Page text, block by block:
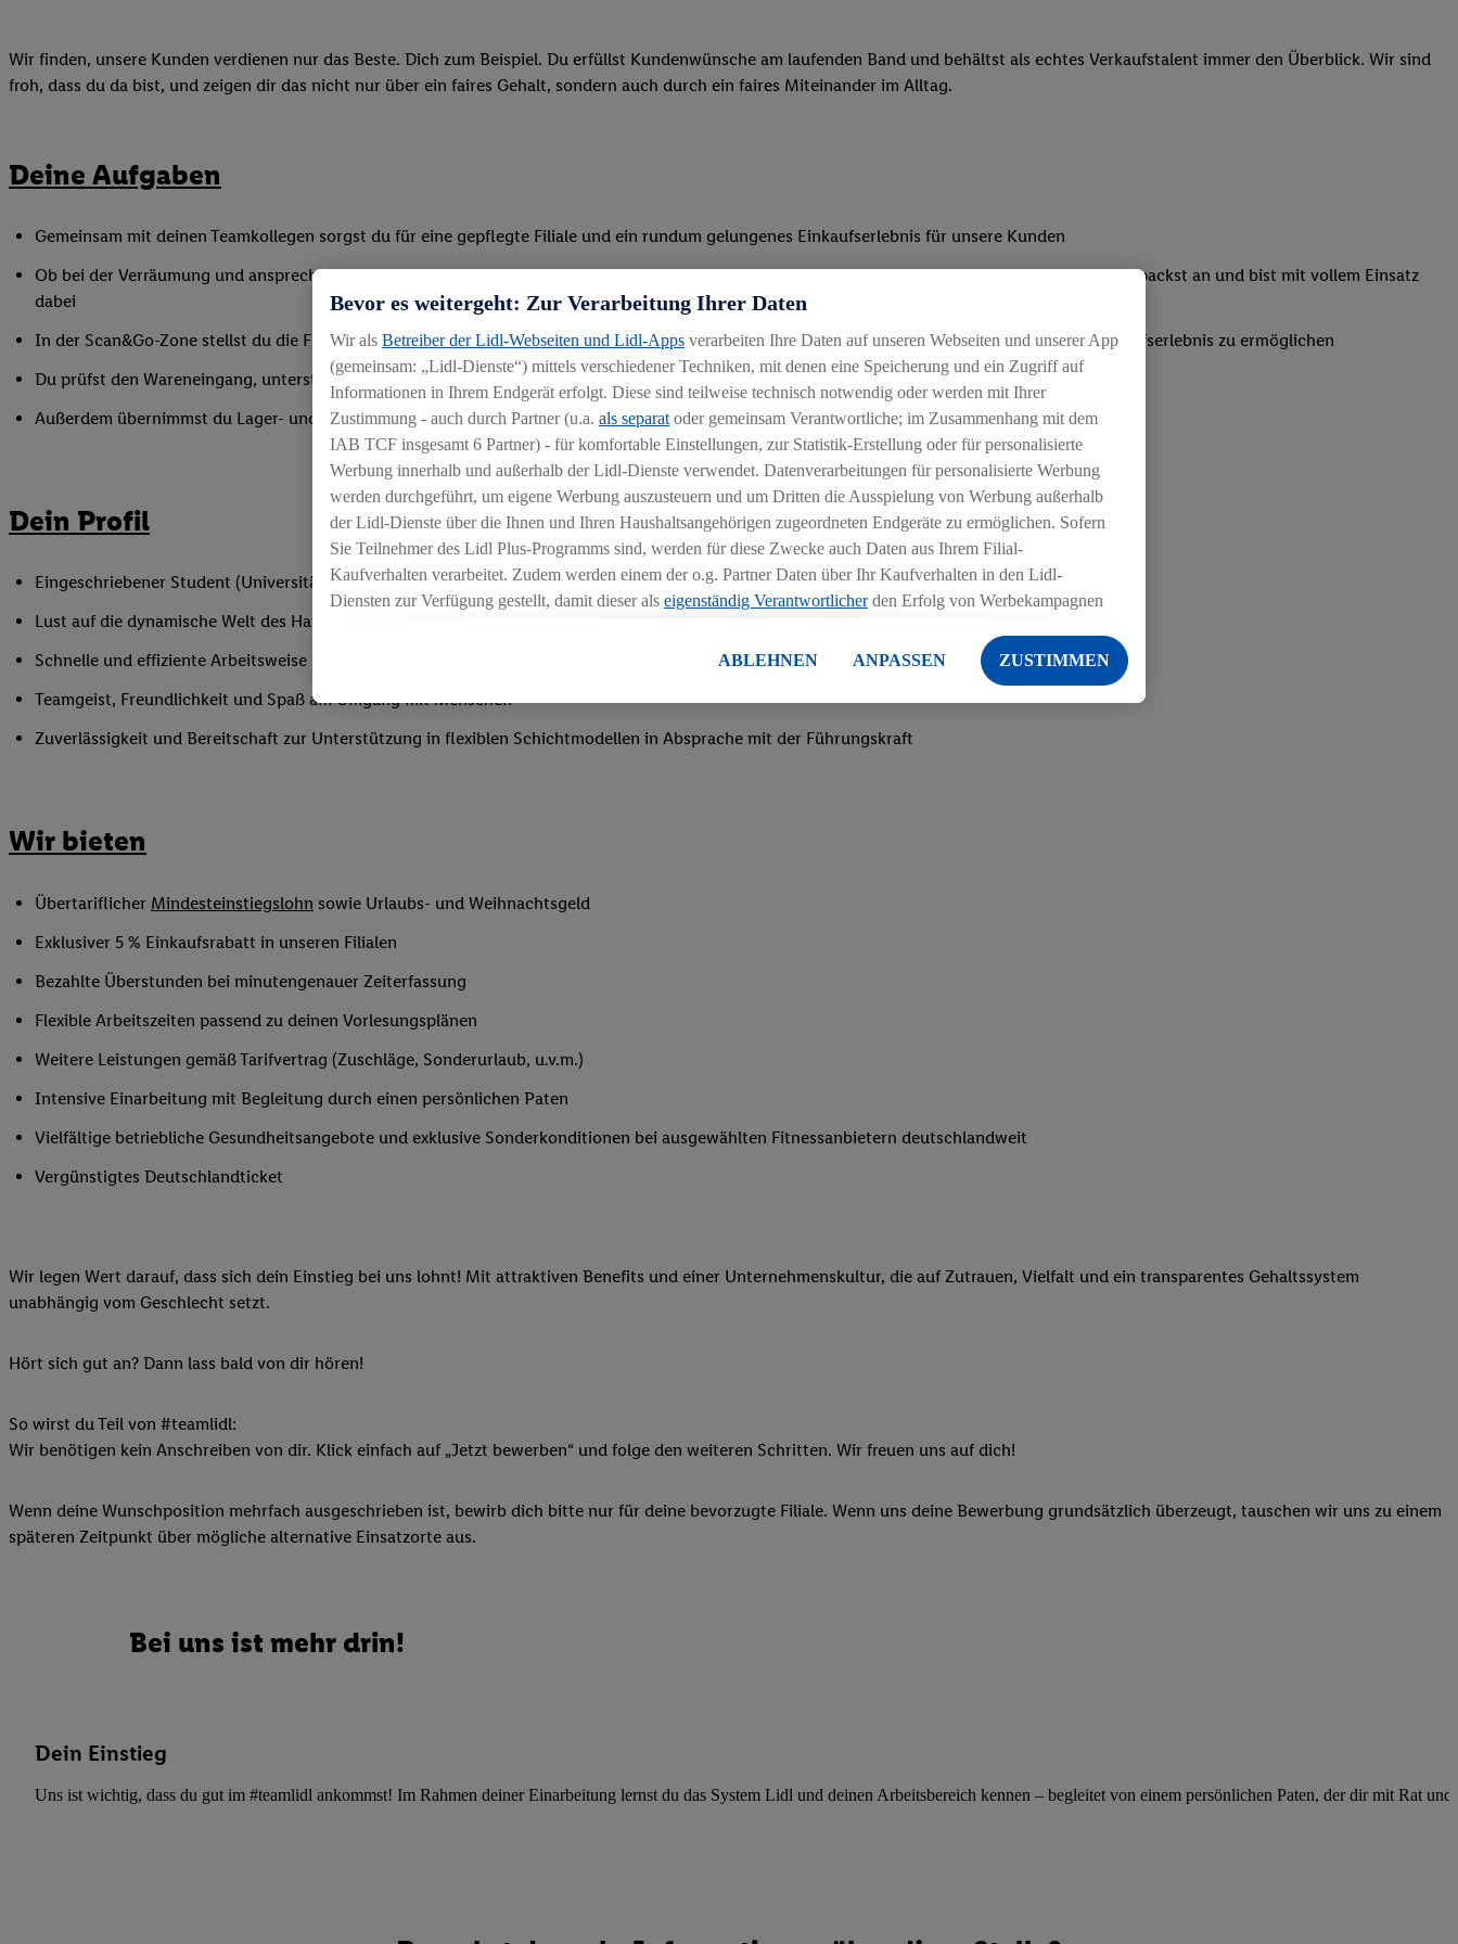
Wir finden, unsere Kunden verdienen nur das Beste. Dich zum Beispiel. Du erfüllst Kundenwünsche am laufenden Band und behältst als echtes Verkaufstalent immer den Überblick. Wir sind
froh, dass du da bist, und zeigen dir das nicht nur über ein faires Gehalt, sondern auch durch ein faires Miteinander im Alltag.
Deine Aufgaben
Gemeinsam mit deinen Teamkollegen sorgst du für eine gepflegte Filiale und ein rundum gelungenes Einkaufserlebnis für unsere Kunden
Ob bei der Verräumung und ansprechender Präsentation der Ware, beim Backen oder beim Kassieren mit unseren modernen Kassensystemen: Du packst an und bist mit vollem Einsatz
dabei
In der Scan&Go-Zone stellst du die Funktionsfähigkeit sicher, begeisterst Kunden für das System und bietest Hilfestellung, um ein positives Einkaufserlebnis zu ermöglichen
Du prüfst den Wareneingang, unterstützt bei Inventurarbeiten und stehst unseren Kunden mit Rat und Tat zur Verfügung
Außerdem übernimmst du Lager- und Reinigungsarbeiten
Dein Profil
Eingeschriebener Student (Universität oder Hochschule)
Lust auf die dynamische Welt des Handels
Schnelle und effiziente Arbeitsweise sowie Anpassungsfähigkeit an wechselnde Aufgaben
Teamgeist, Freundlichkeit und Spaß am Umgang mit Menschen
Zuverlässigkeit und Bereitschaft zur Unterstützung in flexiblen Schichtmodellen in Absprache mit der Führungskraft
Wir bieten
Übertariflicher Mindesteinstiegslohn sowie Urlaubs- und Weihnachtsgeld
Exklusiver 5 % Einkaufsrabatt in unseren Filialen
Bezahlte Überstunden bei minutengenauer Zeiterfassung
Flexible Arbeitszeiten passend zu deinen Vorlesungsplänen
Weitere Leistungen gemäß Tarifvertrag (Zuschläge, Sonderurlaub, u.v.m.)
Intensive Einarbeitung mit Begleitung durch einen persönlichen Paten
Vielfältige betriebliche Gesundheitsangebote und exklusive Sonderkonditionen bei ausgewählten Fitnessanbietern deutschlandweit
Vergünstigtes Deutschlandticket
Wir legen Wert darauf, dass sich dein Einstieg bei uns lohnt! Mit attraktiven Benefits und einer Unternehmenskultur, die auf Zutrauen, Vielfalt und ein transparentes Gehaltssystem
unabhängig vom Geschlecht setzt.
Hört sich gut an? Dann lass bald von dir hören!
So wirst du Teil von #teamlidl:
Wir benötigen kein Anschreiben von dir. Klick einfach auf „Jetzt bewerben“ und folge den weiteren Schritten. Wir freuen uns auf dich!
Wenn deine Wunschposition mehrfach ausgeschrieben ist, bewirb dich bitte nur für deine bevorzugte Filiale. Wenn uns deine Bewerbung grundsätzlich überzeugt, tauschen wir uns zu einem
späteren Zeitpunkt über mögliche alternative Einsatzorte aus.
Bei uns ist mehr drin!
Dein Einstieg
Uns ist wichtig, dass du gut im #teamlidl ankommst! Im Rahmen deiner Einarbeitung lernst du das System Lidl und deinen Arbeitsbereich kennen – begleitet von einem persönlichen Paten, der dir mit Rat und
Bevor es weitergeht: Zur Verarbeitung Ihrer Daten
Wir als Betreiber der Lidl-Webseiten und Lidl-Apps verarbeiten Ihre Daten auf unseren Webseiten und unserer App
(gemeinsam: „Lidl-Dienste“) mittels verschiedener Techniken, mit denen eine Speicherung und ein Zugriff auf
Informationen in Ihrem Endgerät erfolgt. Diese sind teilweise technisch notwendig oder werden mit Ihrer
Zustimmung - auch durch Partner (u.a. als separat oder gemeinsam Verantwortliche; im Zusammenhang mit dem
IAB TCF insgesamt 6 Partner) - für komfortable Einstellungen, zur Statistik-Erstellung oder für personalisierte
Werbung innerhalb und außerhalb der Lidl-Dienste verwendet. Datenverarbeitungen für personalisierte Werbung
werden durchgeführt, um eigene Werbung auszusteuern und um Dritten die Ausspielung von Werbung außerhalb
der Lidl-Dienste über die Ihnen und Ihren Haushaltsangehörigen zugeordneten Endgeräte zu ermöglichen. Sofern
Sie Teilnehmer des Lidl Plus-Programms sind, werden für diese Zwecke auch Daten aus Ihrem Filial-
Kaufverhalten verarbeitet. Zudem werden einem der o.g. Partner Daten über Ihr Kaufverhalten in den Lidl-
Diensten zur Verfügung gestellt, damit dieser als eigenständig Verantwortlicherden Erfolg von Werbekampagnen
Die Erstellung personalisierter Werbung basiert auf der Generierung von auch mit Daten von anderen Diensten
angereicherten Profilen. Dies umfasst die Zusammenführung von Daten (z.B. über Ihre Nutzung der Lidl-Dienste,
Ihr Kaufverhalten in den Lidl-Diensten, Informationen aus Ihrem Kundenkonto - z.B. Alter oder Geschlecht -
sowie Ihre genauen Standortdaten) auch über verschiedene Endgeräte und Lidl-Dienste hinweg einschließlich dem
in gemeinsamer Verantwortlichkeit mit einem der oben genannten Partner verwendet werden, um daraus eine
spezielle Online-Kennung zu erstellen (die sogenannte EUID), die wir sodann ähnlich wie die sogleich
Ihnen personalisierte Werbung auszuspielen. Hierzu wird von uns und einem der anderen oben genannten Partner
auch Ihre in einen Hashwert umgewandelte E-Mail-Adresse in gemeinsamer Verantwortlichkeit verarbeitet.
Technologie in den Lidl-Diensten einzusetzen. Utiq prüft zunächst anhand Ihrer IP-Adresse, ob die Technologie für
Sie verfügbar ist. Wenn das der Fall ist, gibt Utiq Ihre IP-Adresse an Ihren Netzbetreiber weiter, der anhand der IP-
werden diese Kennung verwenden, um Sie wiederzuerkennen und Erkenntnisse über Ihr Nutzungsverhalten in den
(„consenthub“)oder über „Anpassen“/„Nutzung der Telekommunikations-basierten Utiq-Technologie für digitales
Durch einen Klick auf „Ablehnen“ können Sie nur den Einsatz notwendiger Techniken zulassen. Durch einen
Datenschutzbestimmungen.Die Impressen finden Sie hier. Unter „Anpassen“ können Sie einzelne
und Funktionen im Rahmen des Einsatzes des IAB TCF für Werbung und Erfolgsmessung:
Gewährleistung der Sicherheit, Verhinderung und Aufdeckung von Betrug und Fehlerbehebung, Bereitstellung und
Technologie für digitales Marketing, sowie:
ABLEHNEN ANPASSEN ZUSTIMMEN